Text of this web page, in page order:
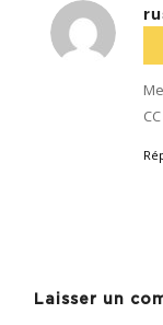
:
Laisser un